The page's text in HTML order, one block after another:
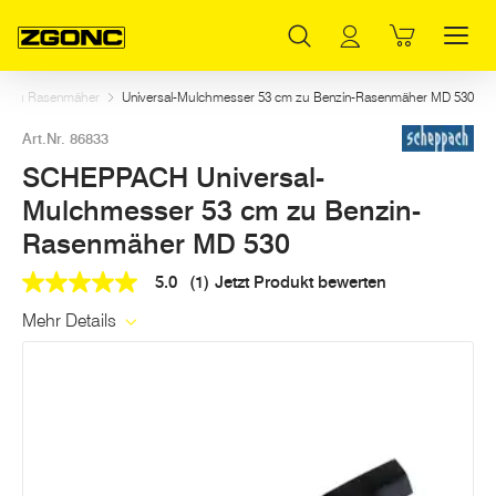
zu Rasenmäher Universal-Mulchmesser 53 cm zu Benzin-Rasenmäher MD 530
Art.Nr. 86833
SCHEPPACH Universal-
Mulchmesser 53 cm zu Benzin-
Rasenmäher MD 530
5.0
of
5.0 (1) Jetzt Produkt bewerten
Mehr Details